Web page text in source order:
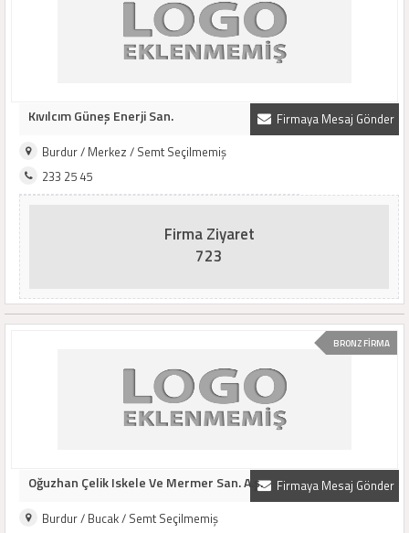
Firmaya Mesaj Gönder
Kıvılcım Güneş Enerji San.
Burdur / Merkez / Semt Seçilmemiş
233 25 45
Firma Ziyaret
723
BRONZ FİRMA
Firmaya Mesaj Gönder
Oğuzhan Çelik Iskele Ve Mermer San. A.ş.
Burdur / Bucak / Semt Seçilmemiş